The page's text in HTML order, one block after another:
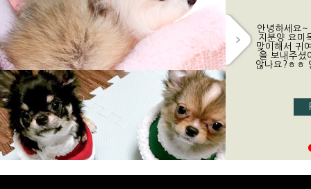
안녕하세요~
지분양 요미
맞이해서 귀
을 보내주셨
않나요?ㅎㅎ